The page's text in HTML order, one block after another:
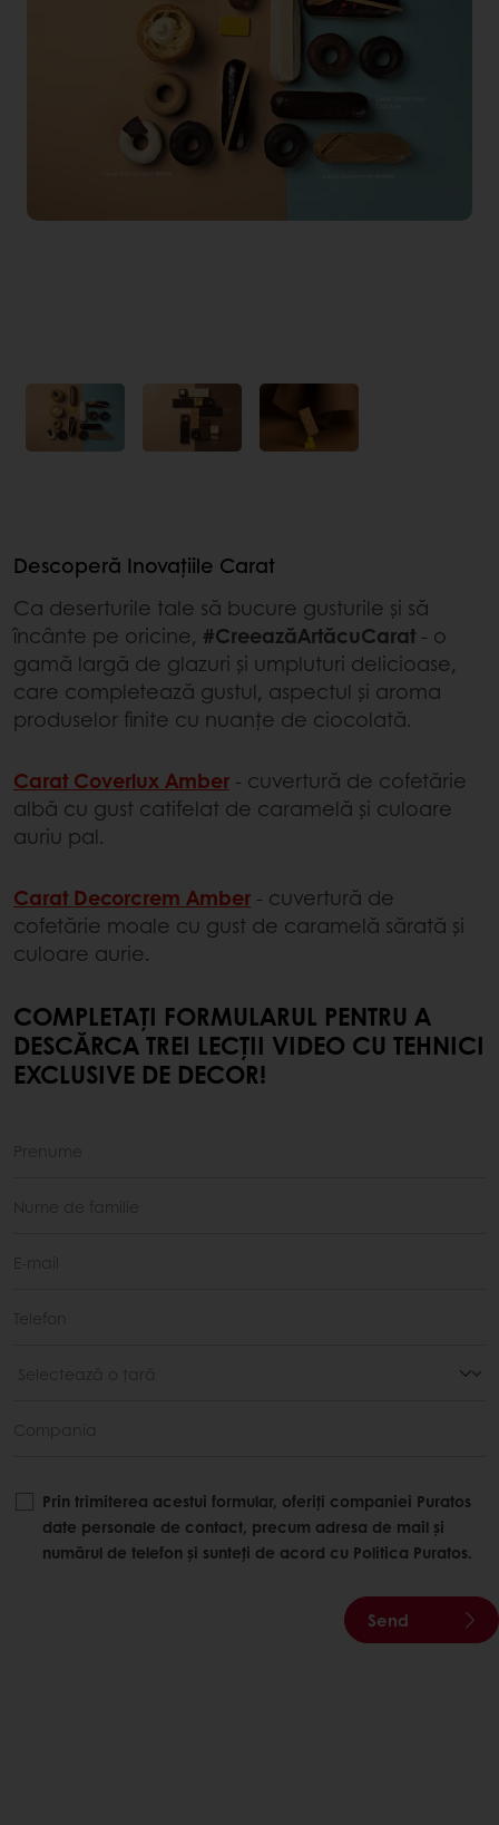
Descoperă Inovațiile Carat
Ca deserturile tale să bucure gusturile şi să
încânte pe oricine, #CreeazăArtăcuCarat - o
gamă largă de glazuri și umpluturi delicioase,
care completează gustul, aspectul și aroma
produselor finite cu nuanțe de ciocolată.
Carat Coverlux Amber - cuvertură de cofetărie
albă cu gust catifelat de caramelă și culoare
auriu pal.
Carat Decorcrem Amber - cuvertură de
cofetărie moale cu gust de caramelă sărată și
culoare aurie.
COMPLETAȚI FORMULARUL PENTRU A
DESCĂRCA TREI LECȚII VIDEO CU TEHNICI
EXCLUSIVE DE DECOR!
Prin trimiterea acestui formular, oferiți companiei Puratos
date personale de contact, precum adresa de mail și
numărul de telefon și sunteți de acord cu Politica Puratos.
Send